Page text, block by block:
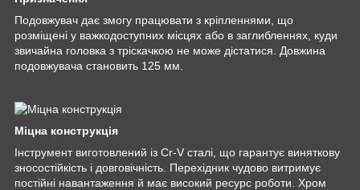
Подовжувач дає змогу працювати з кріпленнями, що
розміщені у важкодоступних місцях або в заглибленнях, куди
звичайна головка з тріскачкою не може дістатися. Довжина
подовжувача становить 125 мм.
Міцна конструкція
Інструмент виготовлений із Cr-V сталі, що гарантує виняткову
зносостійкість і довговічність. Перехідник чудово витримує
постійні навантаження й має високий ресурс роботи. Хром